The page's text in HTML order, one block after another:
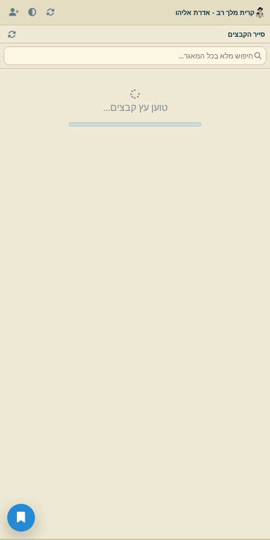
קרית מלך רב - אדרת אליהו
סייר הקבצים
טוען עץ קבצים...